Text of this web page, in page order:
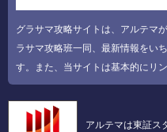
グラサマ攻略サイトは、アルテマ
ラサマ攻略班一同、最新情報をい
す。また、当サイトは基本的にリン
アルテマは東証ス